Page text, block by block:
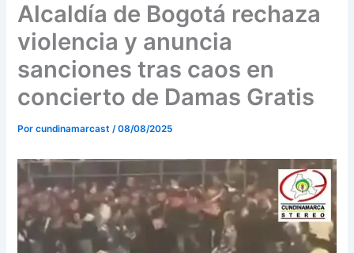
o
k
r
a
m
e
Alcaldía de Bogotá rechaza
violencia y anuncia
sanciones tras caos en
concierto de Damas Gratis
Porcundinamarcast/08/08/2025